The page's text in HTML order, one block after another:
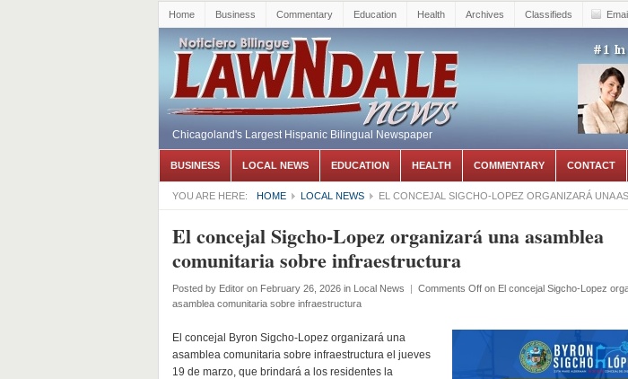
Home Business Commentary Education Health Archives Classifieds
Chicagoland's Largest Hispanic Bilingual Newspaper
BUSINESS LOCAL NEWS EDUCATION HEALTH COMMENTARY CONTACT
YOU ARE HERE: HOME LOCAL NEWS EL CONCEJAL SIGCHO-LOPEZ ORGANIZARÁ UNA
El concejal Sigcho-Lopez organizará una asamblea
comunitaria sobre infraestructura
Posted by Editor on February 26, 2026 in Local News | Comments Offon El concejal Sigcho-Lopez
asamblea comunitaria sobre infraestructura
El concejal Byron Sigcho-Lopez organizará una
asamblea comunitaria sobre infraestructura el jueves
19 de marzo, que brindará a los residentes la